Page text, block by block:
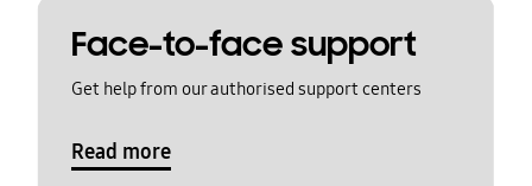
Face-to-face support
Get help from our authorised support centers
Read more